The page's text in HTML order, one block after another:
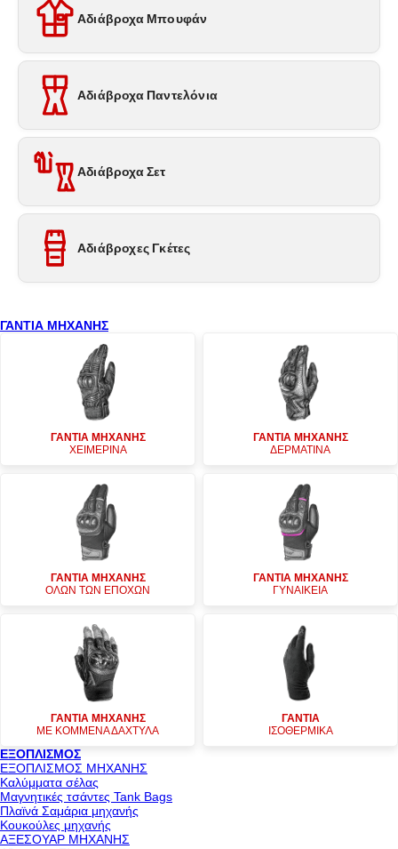
Αδιάβροχα Μπουφάν
Αδιάβροχα Παντελόνια
Αδιάβροχα Σετ
Αδιάβροχες Γκέτες
ΓΑΝΤΙΑ ΜΗΧΑΝΗΣ
ΓΑΝΤΙΑ ΜΗΧΑΝΗΣ
ΧΕΙΜΕΡΙΝΑ
ΓΑΝΤΙΑ ΜΗΧΑΝΗΣ
ΔΕΡΜΑΤΙΝΑ
ΓΑΝΤΙΑ ΜΗΧΑΝΗΣ
ΟΛΩΝ ΤΩΝ ΕΠΟΧΩΝ
ΓΑΝΤΙΑ ΜΗΧΑΝΗΣ
ΓΥΝΑΙΚΕΙΑ
ΓΑΝΤΙΑ ΜΗΧΑΝΗΣ
ΜΕ ΚΟΜΜΕΝΑ ΔΑΧΤΥΛΑ
ΓΑΝΤΙΑ
ΙΣΟΘΕΡΜΙΚΑ
ΕΞΟΠΛΙΣΜΟΣ
ΕΞΟΠΛΙΣΜΟΣ ΜΗΧΑΝΗΣ
Καλύμματα σέλας
Μαγνητικές τσάντες Tank Bags
Πλαϊνά Σαμάρια μηχανής
Κουκούλες μηχανής
ΑΞΕΣΟΥΑΡ ΜΗΧΑΝΗΣ